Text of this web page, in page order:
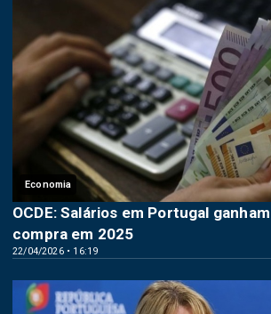
Economia
22/04/2026 • 16:19
OCDE: Salários em Portugal
compra em 2025